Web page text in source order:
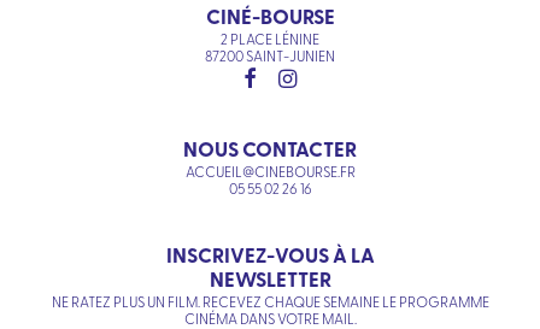
CINÉ-BOURSE
2 PLACE LÉNINE
87200 SAINT-JUNIEN
NOUS CONTACTER
ACCUEIL@CINEBOURSE.FR
05 55 02 26 16
INSCRIVEZ-VOUS À LA
NEWSLETTER
NE RATEZ PLUS UN FILM. RECEVEZ CHAQUE SEMAINE LE PROGRAMME
CINÉMA DANS VOTRE MAIL.